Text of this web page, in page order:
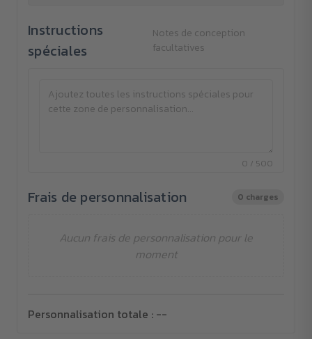
Instructions
spéciales
Notes de conception
facultatives
0 / 500
Frais de personnalisation 0 charges
Aucun frais de personnalisation pour le
moment
Personnalisation totale : --